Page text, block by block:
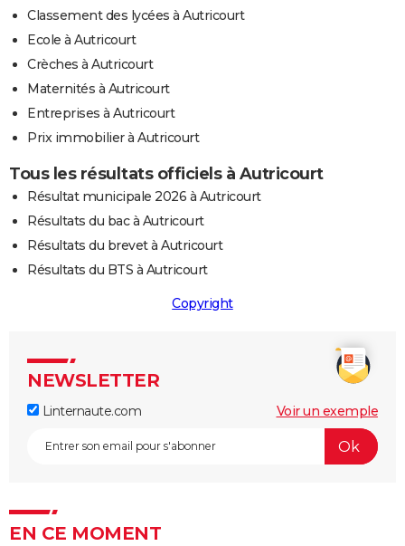
Classement des lycées à Autricourt
Ecole à Autricourt
Crèches à Autricourt
Maternités à Autricourt
Entreprises à Autricourt
Prix immobilier à Autricourt
Tous les résultats officiels à Autricourt
Résultat municipale 2026 à Autricourt
Résultats du bac à Autricourt
Résultats du brevet à Autricourt
Résultats du BTS à Autricourt
Copyright
NEWSLETTER
Linternaute.com Voir un exemple
EN CE MOMENT